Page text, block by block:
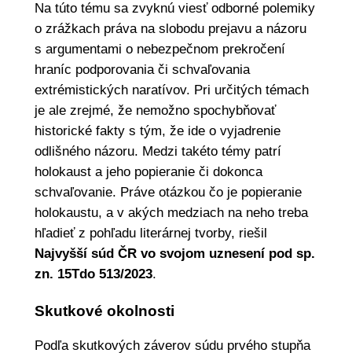
Na túto tému sa zvyknú viesť odborné polemiky
o zrážkach práva na slobodu prejavu a názoru
s argumentami o nebezpečnom prekročení
hraníc podporovania či schvaľovania
extrémistických naratívov. Pri určitých témach
je ale zrejmé, že nemožno spochybňovať
historické fakty s tým, že ide o vyjadrenie
odlišného názoru. Medzi takéto témy patrí
holokaust a jeho popieranie či dokonca
schvaľovanie. Práve otázkou čo je popieranie
holokaustu, a v akých medziach na neho treba
hľadieť z pohľadu literárnej tvorby, riešil
Najvyšší súd ČR vo svojom uznesení pod sp.
zn. 15Tdo 513/2023.
Skutkové okolnosti
Podľa skutkových záverov súdu prvého stupňa